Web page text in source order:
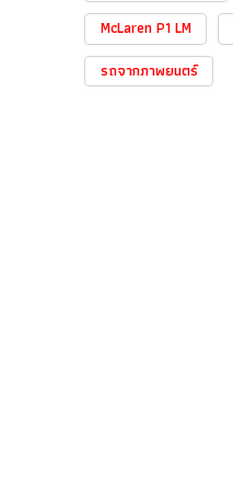
McLaren P1 LM
รถจากภาพยนตร์